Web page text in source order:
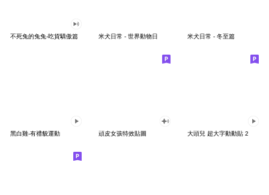
不死兔的兔兔-吃貨驕傲篇 米犬日常 - 世界動物日 米犬日常 - 冬至篇
黑白雞-有禮貌運動 頑皮女孩特效貼圖 大頭兒 超大字動動貼 2